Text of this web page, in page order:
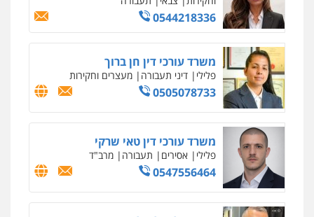
0544218336
משרד עורכי דין חן ברוך
פלילי דיני תעבורה מעצרים וחקירות
0505078733
משרד עורכי דין טאי שרקי
פלילי אסירים תעבורה מרב"ד
0547556464